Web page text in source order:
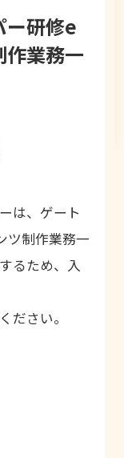
研修e
作業務一
は、ゲート
ツ制作業務一
るため、入
ださい。